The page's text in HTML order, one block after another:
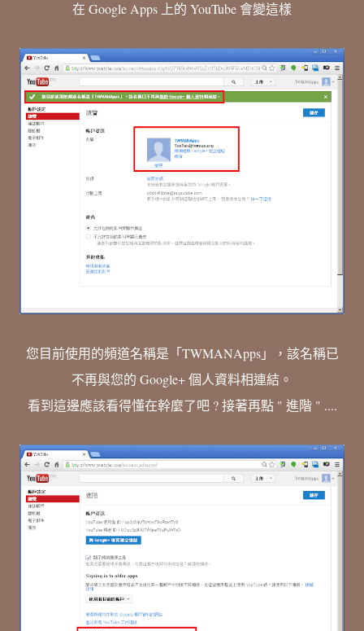
在 Google Apps 上的 YouTube 會變這樣
您目前使用的頻道名稱是「TWMANApps」，該名稱已
不再與您的 Google+ 個人資料相連結。
看到這邊應該看得懂在幹麼了吧 ? 接著再點 " 進階 " ....